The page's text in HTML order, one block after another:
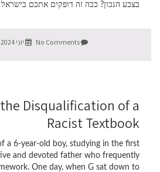
בצבע הנכון? ככה זה דופקים אתכם
יוני 10th, 2024
Disqualification of a
Racist Textbook
a 6-year-old boy, studying in the first
and devoted father who frequently
One day, when G sat down to